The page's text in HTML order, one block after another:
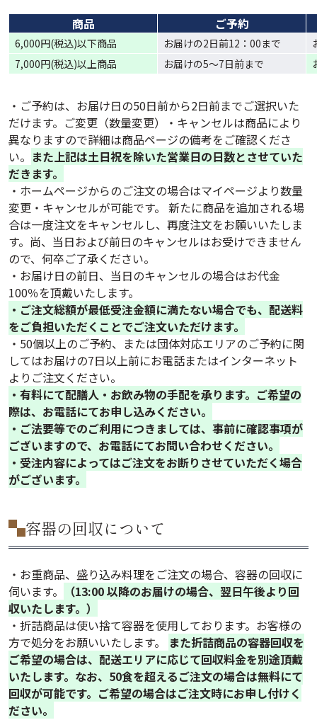
商品 ご予約
6,000円(税込)以下商品 お届けの2日前12：00まで
7,000円(税込)以上商品
お届けの5〜7日前まで
・ご予約は、お届け日の50日前から2日前までご選択いた
だけます。ご変更（数量変更）・キャンセルは商品により
異なりますので詳細は商品ページの備考をご確認くださ
い。 また上記は土日祝を除いた営業日の日数とさせていた
だきます。
・ホームページからのご注文の場合はマイページより数量
変更・キャンセルが可能です。 新たに商品を追加される場
合は一度注文をキャンセルし、再度注文をお願いいたしま
す。尚、当日および前日のキャンセルはお受けできません
ので、何卒ご了承ください。
・お届け日の前日、当日のキャンセルの場合はお代金
100％を頂戴いたします。
・ご注文総額が最低受注金額に満たない場合でも、配送料
をご負担いただくことでご注文いただけます。
・50個以上のご予約、または団体対応エリアのご予約に関
してはお届けの7日以上前にお電話またはインターネット
よりご注文ください。
・有料にて配膳人・お飲み物の手配を承ります。ご希望の
際は、お電話にてお申し込みください。
・ご法要等でのご利用につきましては、事前に確認事項が
ございますので、お電話にてお問い合わせください。
・受注内容によってはご注文をお断りさせていただく場合
がございます。
容器の回収について
・お重商品、盛り込み料理をご注文の場合、容器の回収に
伺います。
（13:00 以降のお届けの場合、翌日午後より回
収いたします。）
・折詰商品は使い捨て容器を使用しております。お客様の
方で処分をお願いいたします。
また折詰商品の容器回収を
ご希望の場合は、配送エリアに応じて回収料金を別途頂戴
いたします。なお、50食を超えるご注文の場合は無料にて
回収が可能です。ご希望の場合はご注文時にお申し付けく
ださい。